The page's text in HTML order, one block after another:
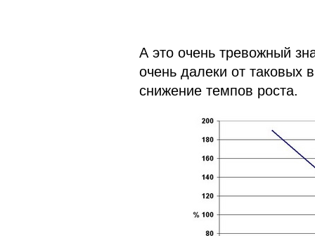
А это очень тревожный
очень далеки от таковых
снижение темпов роста.